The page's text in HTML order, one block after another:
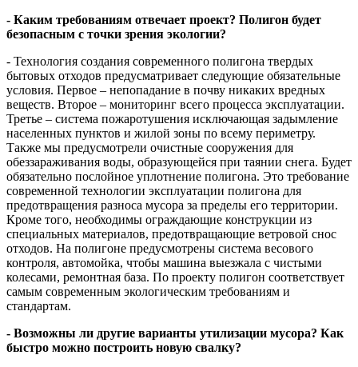
- Каким требованиям отвечает проект? Полигон будет
безопасным с точки зрения экологии?
- Технология создания современного полигона твердых
бытовых отходов предусматривает следующие обязательные
условия. Первое – непопадание в почву никаких вредных
веществ. Второе – мониторинг всего процесса эксплуатации.
Третье – система пожаротушения исключающая задымление
населенных пунктов и жилой зоны по всему периметру.
Также мы предусмотрели очистные сооружения для
обеззараживания воды, образующейся при таянии снега. Будет
обязательно послойное уплотнение полигона. Это требование
современной технологии эксплуатации полигона для
предотвращения разноса мусора за пределы его территории.
Кроме того, необходимы ограждающие конструкции из
специальных материалов, предотвращающие ветровой снос
отходов. На полигоне предусмотрены система весового
контроля, автомойка, чтобы машина выезжала с чистыми
колесами, ремонтная база. По проекту полигон соответствует
самым современным экологическим требованиям и
стандартам.
- Возможны ли другие варианты утилизации мусора? Как
быстро можно построить новую свалку?